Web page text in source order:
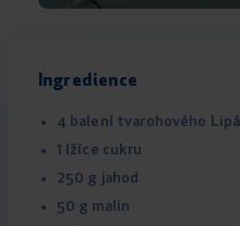
Ingredience
4 balení tvarohového
1 lžíce cukru
250 g jahod
50 g malin